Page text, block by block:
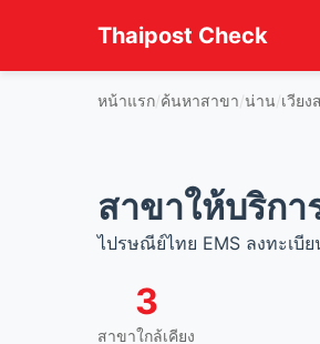
Thaipost Check
หน้าแรก ค้นหาสาขา น่าน เวียง
สาขาให้บริกา
ไปรษณีย์ไทย EMS ลงทะเบี
3
สาขาใกล้เคียง